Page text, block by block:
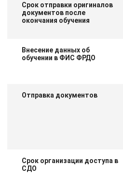
Срок отправки оригиналов
документов после
окончания обучения
Внесение данных об
обучении в ФИС ФРДО
Отправка документов
Срок организации доступа в
СДО